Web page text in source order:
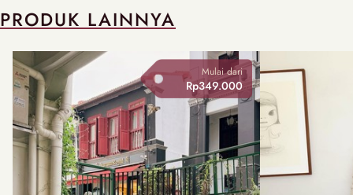
PRODUK LAINNYA
Mulai dari
Rp349.000